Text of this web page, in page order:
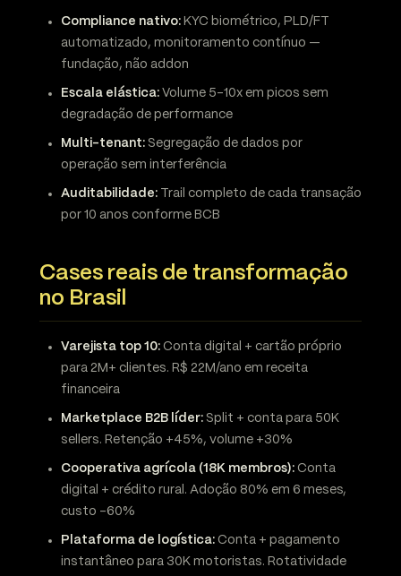
Compliance nativo: KYC biométrico, PLD/FT
automatizado, monitoramento contínuo —
fundação, não addon
Escala elástica: Volume 5-10x em picos sem
degradação de performance
Multi-tenant: Segregação de dados por
operação sem interferência
Auditabilidade: Trail completo de cada transação
por 10 anos conforme BCB
Cases reais de transformação
no Brasil
Varejista top 10: Conta digital + cartão próprio
para 2M+ clientes. R$ 22M/ano em receita
financeira
Marketplace B2B líder: Split + conta para 50K
sellers. Retenção +45%, volume +30%
Cooperativa agrícola (18K membros): Conta
digital + crédito rural. Adoção 80% em 6 meses,
custo -60%
Plataforma de logística: Conta + pagamento
instantâneo para 30K motoristas. Rotatividade